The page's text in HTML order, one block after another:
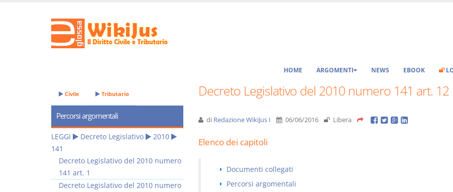
HOME ARGOMENTI NEWS EBOOK
Decreto Legislativo del 2010 numero 141 art. 12
di Redazione WikiJus I 06/06/2016 Libera
Elenco dei capitoli
Documenti collegati
Percorsi argomentali
Civile Tributario
Percorsi argomentali
LEGGI Decreto Legislativo
2010
141
Decreto Legislativo del 2010 numero
141 art. 1
Decreto Legislativo del 2010 numero